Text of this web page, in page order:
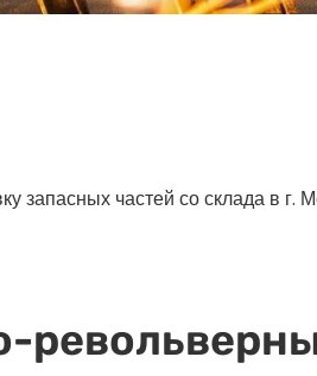
запасных частей со склада в г.